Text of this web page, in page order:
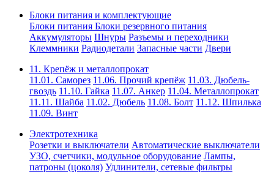
Блоки питания и комплектующие
Блоки питания Блоки резервного питания
Аккумуляторы Шнуры Разъемы и переходники
Клеммники Радиодетали Запасные части Двери
11. Крепёж и металлопрокат
11.01. Саморез 11.06. Прочий крепёж 11.03. Дюбель-
гвоздь 11.10. Гайка 11.07. Анкер 11.04. Металлопрокат
11.11. Шайба 11.02. Дюбель 11.08. Болт 11.12. Шпилька
11.09. Винт
Электротехника
Розетки и выключатели Автоматические выключатели
УЗО, счетчики, модульное оборудование Лампы,
патроны (цоколя) Удлинители, сетевые фильтры